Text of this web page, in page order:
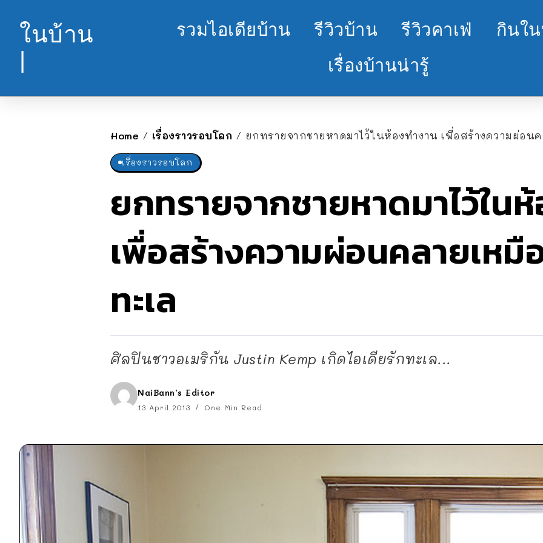
ในบ้าน
|
รวมไอเดียบ้าน รีวิวบ้าน รีวิวคาเฟ่
กินใ
เรื่องบ้านน่ารู้
Home / เรื่องราวรอบโลก / ยกทรายจากชายหาดมาไว้ในห้องทำงาน เพื่อสร้างความผ่อน
เรื่องราวรอบโลก
ยกทรายจากชายหาดมาไว้ใน
เพื่อสร้างความผ่อนคลายเห
ทะเล
ศิลปินชาวอเมริกัน Justin Kemp เกิดไอเดียรักทะเล...
NaiBann's Editor
13 April 2013 One Min Read